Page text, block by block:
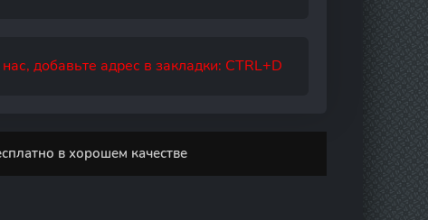
добавьте адрес в закладки: CTRL+D
в хорошем качестве